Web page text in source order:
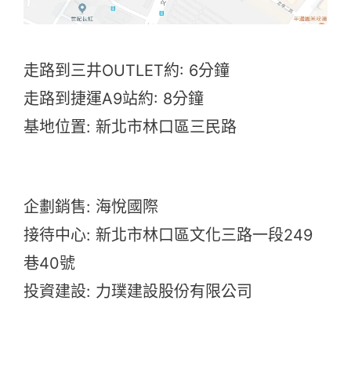
走路到三井OUTLET約: 6分鐘
走路到捷運A9站約: 8分鐘
基地位置: 新北市林口區三民路
企劃銷售: 海悅國際
接待中心: 新北市林口區文化三路一段249
巷40號
投資建設: 力璞建設股份有限公司